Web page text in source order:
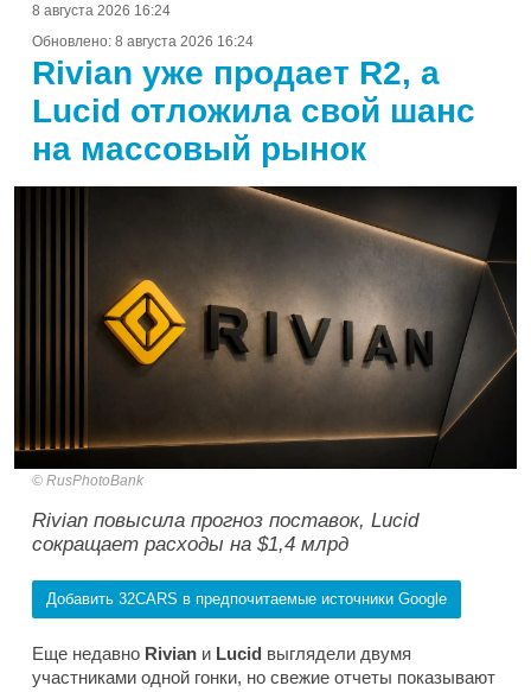
8 августа 2026 16:24
Обновлено: 8 августа 2026 16:24
Rivian уже продает R2, а
Lucid отложила свой шанс
на массовый рынок
RusPhotoBank
Rivian повысила прогноз поставок, Lucid
сокращает расходы на $1,4 млрд
Добавить 32CARS в предпочитаемые источники Google
Еще недавно Rivian и Lucid выглядели двумя
участниками одной гонки, но свежие отчеты показывают